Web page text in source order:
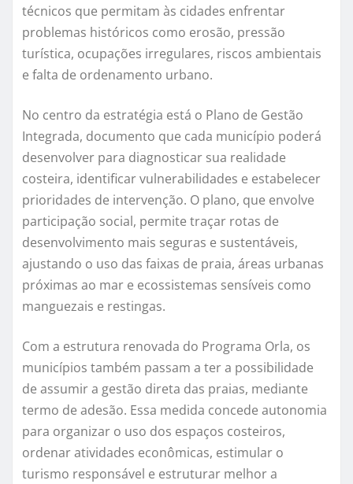
técnicos que permitam às cidades enfrentar
problemas históricos como erosão, pressão
turística, ocupações irregulares, riscos ambientais
e falta de ordenamento urbano.
No centro da estratégia está o Plano de Gestão
Integrada, documento que cada município poderá
desenvolver para diagnosticar sua realidade
costeira, identificar vulnerabilidades e estabelecer
prioridades de intervenção. O plano, que envolve
participação social, permite traçar rotas de
desenvolvimento mais seguras e sustentáveis,
ajustando o uso das faixas de praia, áreas urbanas
próximas ao mar e ecossistemas sensíveis como
manguezais e restingas.
Com a estrutura renovada do Programa Orla, os
municípios também passam a ter a possibilidade
de assumir a gestão direta das praias, mediante
termo de adesão. Essa medida concede autonomia
para organizar o uso dos espaços costeiros,
ordenar atividades econômicas, estimular o
turismo responsável e estruturar melhor a